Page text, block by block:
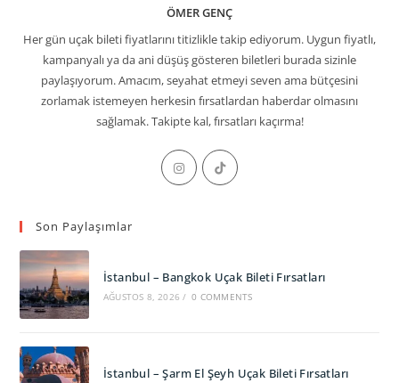
ÖMER GENÇ
Her gün uçak bileti fiyatlarını titizlikle takip ediyorum. Uygun fiyatlı,
kampanyalı ya da ani düşüş gösteren biletleri burada sizinle
paylaşıyorum. Amacım, seyahat etmeyi seven ama bütçesini
zorlamak istemeyen herkesin fırsatlardan haberdar olmasını
sağlamak. Takipte kal, fırsatları kaçırma!
Opens
in
Opens
Son Paylaşımlar
İstanbul – Bangkok Uçak Bileti Fırsatları
AĞUSTOS 8, 2026 / 0 COMMENTS
İstanbul – Şarm El Şeyh Uçak Bileti Fırsatları